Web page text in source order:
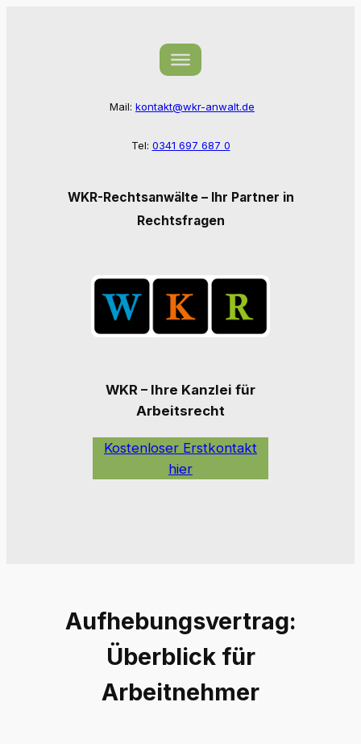
Mail: kontakt@wkr-anwalt.de
Tel: 0341 697 687 0
WKR-Rechtsanwälte – Ihr Partner in
Rechtsfragen
WKR – Ihre Kanzlei für
Arbeitsrecht
Kostenloser Erstkontakt
hier
Aufhebungsvertrag:
Überblick für
Arbeitnehmer